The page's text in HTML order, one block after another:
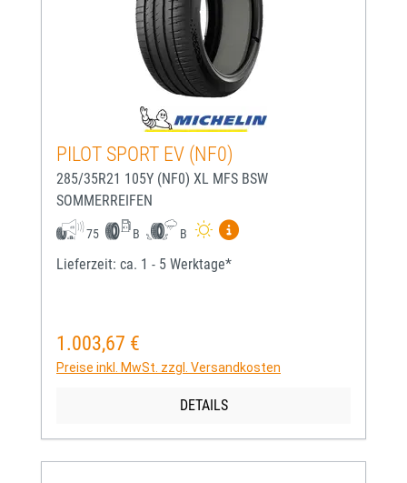
PILOT SPORT EV (NF0)
285/35R21 105Y (NF0) XL MFS BSW
SOMMERREIFEN
75 B B
Mehr Informationen zum
Lieferzeit: ca. 1 - 5 Werktage*
Regulärer Preis:
1.003,67 €
Preise inkl. MwSt. zzgl. Versandkosten
DETAILS